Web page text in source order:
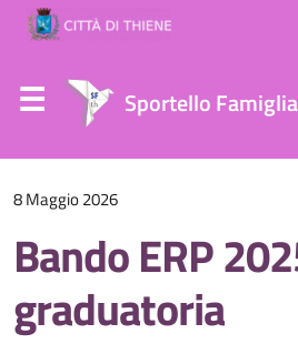
Sportello
8 Maggio 2026
Bando ERP
graduatoria